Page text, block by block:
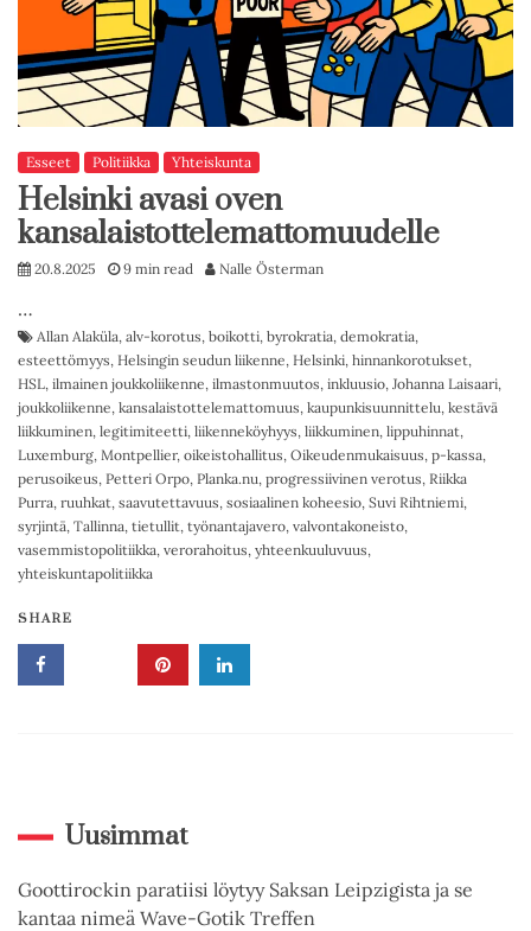
Esseet Politiikka Yhteiskunta
Helsinki avasi oven
kansalaistottelemattomuudelle
20.8.2025 9 min read Nalle Österman
…
Allan Alaküla, alv-korotus, boikotti, byrokratia, demokratia,
esteettömyys, Helsingin seudun liikenne, Helsinki, hinnankorotukset,
HSL, ilmainen joukkoliikenne, ilmastonmuutos, inkluusio, Johanna Laisaari,
joukkoliikenne, kansalaistottelemattomuus, kaupunkisuunnittelu, kestävä
liikkuminen, legitimiteetti, liikenneköyhyys, liikkuminen, lippuhinnat,
Luxemburg, Montpellier, oikeistohallitus, Oikeudenmukaisuus, p-kassa,
perusoikeus, Petteri Orpo, Planka.nu, progressiivinen verotus, Riikka
Purra, ruuhkat, saavutettavuus, sosiaalinen koheesio, Suvi Rihtniemi,
syrjintä, Tallinna, tietullit, työnantajavero, valvontakoneisto,
vasemmistopolitiikka, verorahoitus, yhteenkuuluvuus,
yhteiskuntapolitiikka
SHARE
Uusimmat
Goottirockin paratiisi löytyy Saksan Leipzigista ja se
kantaa nimeä Wave-Gotik Treffen